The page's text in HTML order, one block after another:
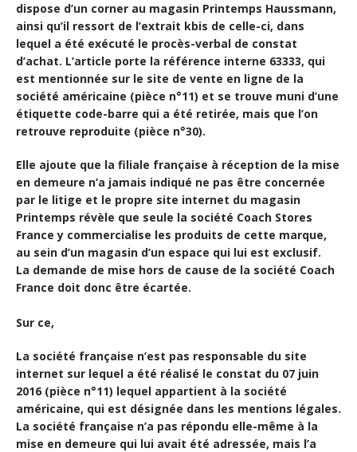
dispose d’un corner au magasin Printemps Haussmann,
ainsi qu’il ressort de l’extrait kbis de celle-ci, dans
lequel a été exécuté le procès-verbal de constat
d’achat. L’article porte la référence interne 63333, qui
est mentionnée sur le site de vente en ligne de la
société américaine (pièce n°11) et se trouve muni d’une
étiquette code-barre qui a été retirée, mais que l’on
retrouve reproduite (pièce n°30).
Elle ajoute que la filiale française à réception de la mise
en demeure n’a jamais indiqué ne pas être concernée
par le litige et le propre site internet du magasin
Printemps révèle que seule la société Coach Stores
France y commercialise les produits de cette marque,
au sein d’un magasin d’un espace qui lui est exclusif.
La demande de mise hors de cause de la société Coach
France doit donc être écartée.
Sur ce,
La société française n’est pas responsable du site
internet sur lequel a été réalisé le constat du 07 juin
2016 (pièce n°11) lequel appartient à la société
américaine, qui est désignée dans les mentions légales.
La société française n’a pas répondu elle-même à la
mise en demeure qui lui avait été adressée, mais l’a